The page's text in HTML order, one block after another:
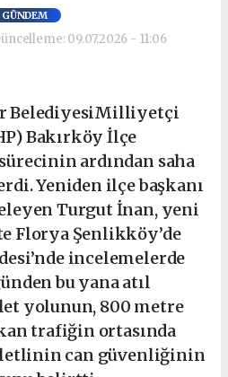
GÜNDEM
09.07.2026 - 11:06
BelediyesiMilliyetçi
Bakırköy İlçe
ardından saha
Yeniden ilçe başkanı
Turgut İnan, yeni
Şenlikköy’de
incelemelerde
bu yana atıl
yolunun, 800 metre
trafiğin ortasında
can güvenliğinin